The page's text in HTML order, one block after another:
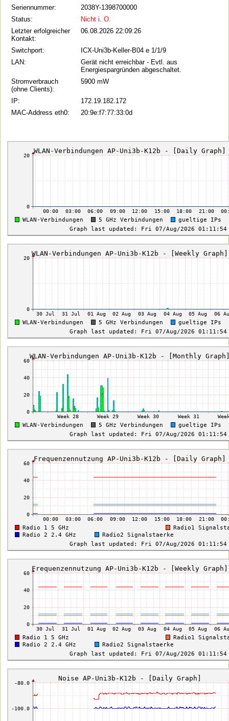
Seriennummer:
2038Y-1398700000
Status:
Nicht i. O.
Letzter erfolgreicher
Kontakt:
06.08.2026 22:09:26
Switchport:
ICX-Uni3b-Keller-B04 e 1/1/9
LAN:
Gerät nicht erreichbar - Evtl. aus
Energiespargründen abgeschaltet.
Stromverbrauch
(ohne Clients):
5900 mW
IP:
172.19.182.172
MAC-Address eth0:
20:9e:f7:77:33:0d